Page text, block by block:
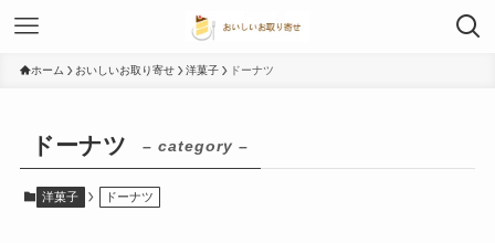
ホーム おいしいお取り寄せ 洋菓子 ドーナツ
ドーナツ – category –
洋菓子 ドーナツ